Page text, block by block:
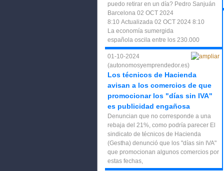
puedo retirar en un día? Pedro Sanjuán
Barcelona 02 OCT 2024
8:10 Actualizada 02 OCT 2024 8:10
La economía sumergida
española oscila entre los 230.000
01-10-2024
(autonomosyemprendedor.es)
Los técnicos de Hacienda
avisan a los comercios de que
promocionar los "días sin IVA"
es publicidad engañosa
Denuncian que no corresponde a una
rebaja del 21%, como podría parecer El
sindicato de técnicos de Hacienda
(Gestha) denunció que los "días sin IVA"
que promocionan algunos comercios por
estas fechas,